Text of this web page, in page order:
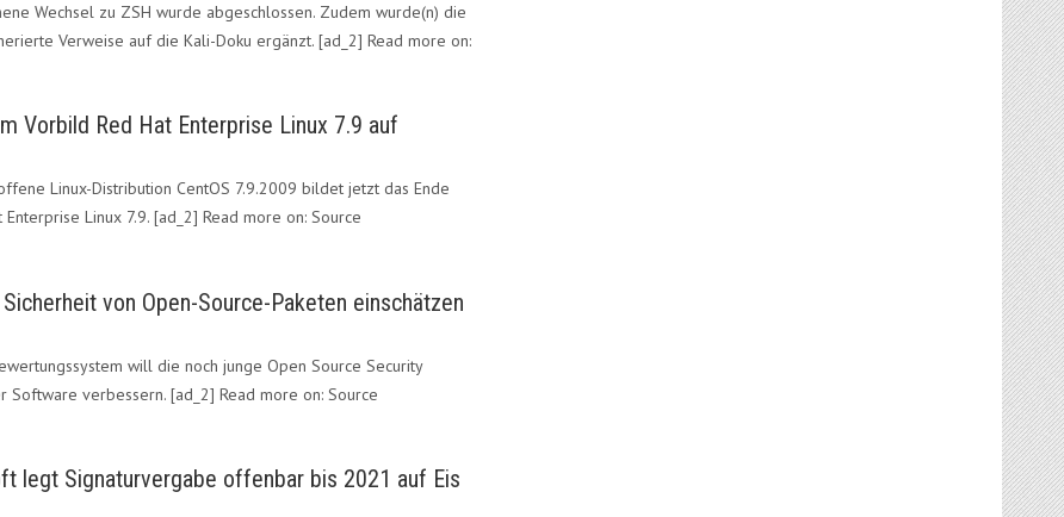
Wechsel zu ZSH wurde abgeschlossen. Zudem wurde(n) die
Verweise auf die Kali-Doku ergänzt. [ad_2] Read more on:
Vorbild Red Hat Enterprise Linux 7.9 auf
Linux-Distribution CentOS 7.9.2009 bildet jetzt das Ende
Linux 7.9. [ad_2] Read more on: Source
von Open-Source-Paketen einschätzen
will die noch junge Open Source Security
verbessern. [ad_2] Read more on: Source
legt Signaturvergabe offenbar bis 2021 auf Eis